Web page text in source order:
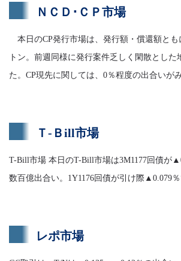
ＮＣＤ･ＣＰ市場
本日のCP発行市場は、発行額・償還額とも
トン。前週同様に発行案件乏しく閑散とした
た。CP現先に関しては、0％程度の出合いが
Ｔ-Ｂill市場
T-Bill市場 本日のT-Bill市場は3M1177回債が
数百億出合い。1Y1176回債が引け際▲0.079％
レポ市場